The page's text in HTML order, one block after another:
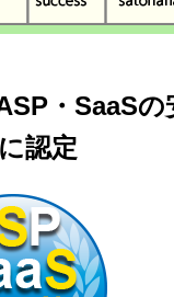
・SaaS
認定